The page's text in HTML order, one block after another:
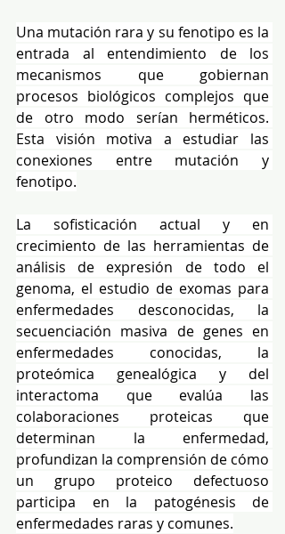
Una mutación rara y su fenotipo es la
entrada al entendimiento de los
mecanismos que gobiernan
procesos biológicos complejos que
de otro modo serían herméticos.
Esta visión motiva a estudiar las
conexiones entre mutación y
fenotipo.
La sofisticación actual y en
crecimiento de las herramientas de
análisis de expresión de todo el
genoma, el estudio de exomas para
enfermedades desconocidas, la
secuenciación masiva de genes en
enfermedades conocidas, la
proteómica genealógica y del
interactoma que evalúa las
colaboraciones proteicas que
determinan la enfermedad,
profundizan la comprensión de cómo
un grupo proteico defectuoso
participa en la patogénesis de
enfermedades raras y comunes.